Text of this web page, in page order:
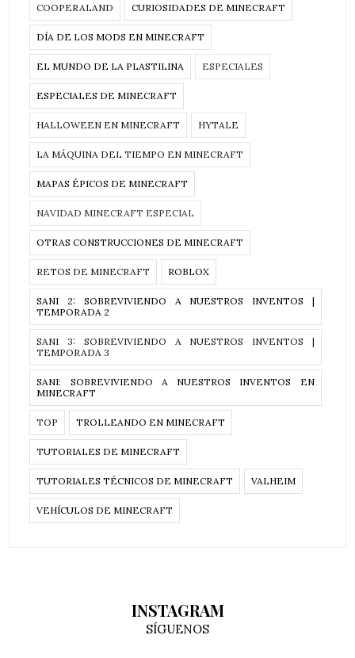
COOPERALAND CURIOSIDADES DE MINECRAFT
DÍA DE LOS MODS EN MINECRAFT
EL MUNDO DE LA PLASTILINA ESPECIALES
ESPECIALES DE MINECRAFT
HALLOWEEN EN MINECRAFT HYTALE
LA MÁQUINA DEL TIEMPO EN MINECRAFT
MAPAS ÉPICOS DE MINECRAFT
NAVIDAD MINECRAFT ESPECIAL
OTRAS CONSTRUCCIONES DE MINECRAFT
RETOS DE MINECRAFT ROBLOX
SANI 2: SOBREVIVIENDO A NUESTROS INVENTOS |
TEMPORADA 2
SANI 3: SOBREVIVIENDO A NUESTROS INVENTOS |
TEMPORADA 3
SANI: SOBREVIVIENDO A NUESTROS INVENTOS EN
MINECRAFT
TOP TROLLEANDO EN MINECRAFT
TUTORIALES DE MINECRAFT
TUTORIALES TÉCNICOS DE MINECRAFT VALHEIM
VEHÍCULOS DE MINECRAFT
INSTAGRAM
SÍGUENOS